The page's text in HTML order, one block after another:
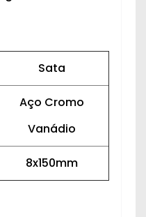
Sata
Aço Cromo
Vanádio
8x150mm